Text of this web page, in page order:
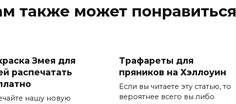
также может понравиться
Змея для
распечатать
нашу новую
Трафареты для
пряников на Хэллоуин
Если вы читаете эту статью, то
вероятнее всего вы либо